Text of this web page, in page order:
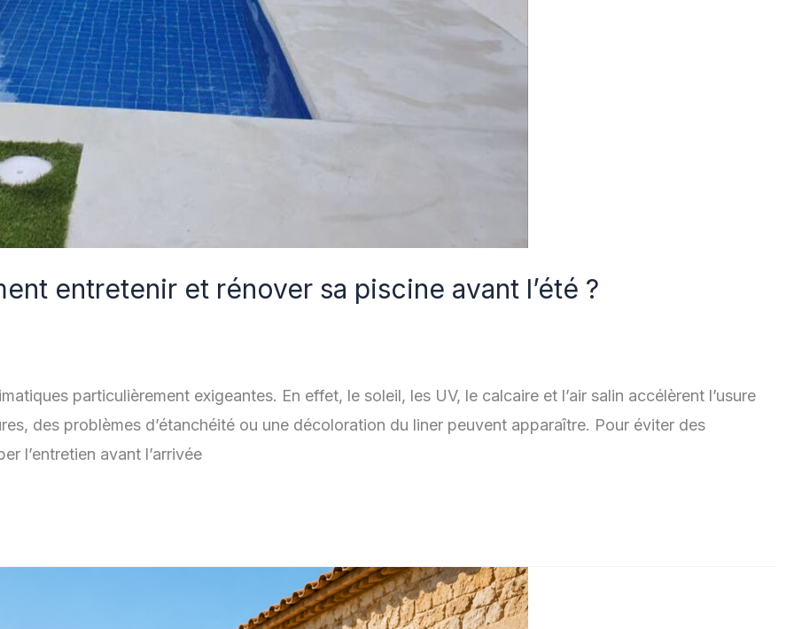
entretenir et rénover sa piscine avant l’été ?
particulièrement exigeantes. En effet, le soleil, les UV, le calcaire et l’air salin accélèrent l’usure
des problèmes d’étanchéité ou une décoloration du liner peuvent apparaître. Pour éviter des
l’entretien avant l’arrivée